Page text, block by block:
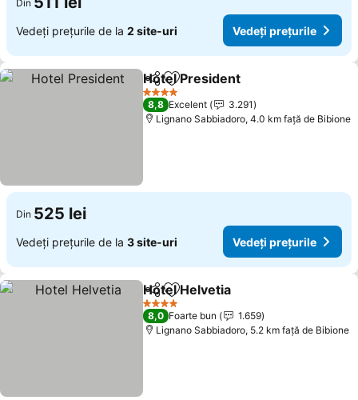
Din
Vedeți prețurile de la 2 site-uri Vedeți prețurile
DistribuițiAdăugaţi la favorite
Hotel President
4 Stele
8,8 Excelent
3.291
Lignano Sabbiadoro, 4.0 km faţă de Bibione
Din 525 lei
Vedeți prețurile de la 3 site-uri Vedeți prețurile
DistribuițiAdăugaţi la favorite
Hotel Helvetia
4 Stele
8,0 Foarte bun
1.659
Lignano Sabbiadoro, 5.2 km faţă de Bibione